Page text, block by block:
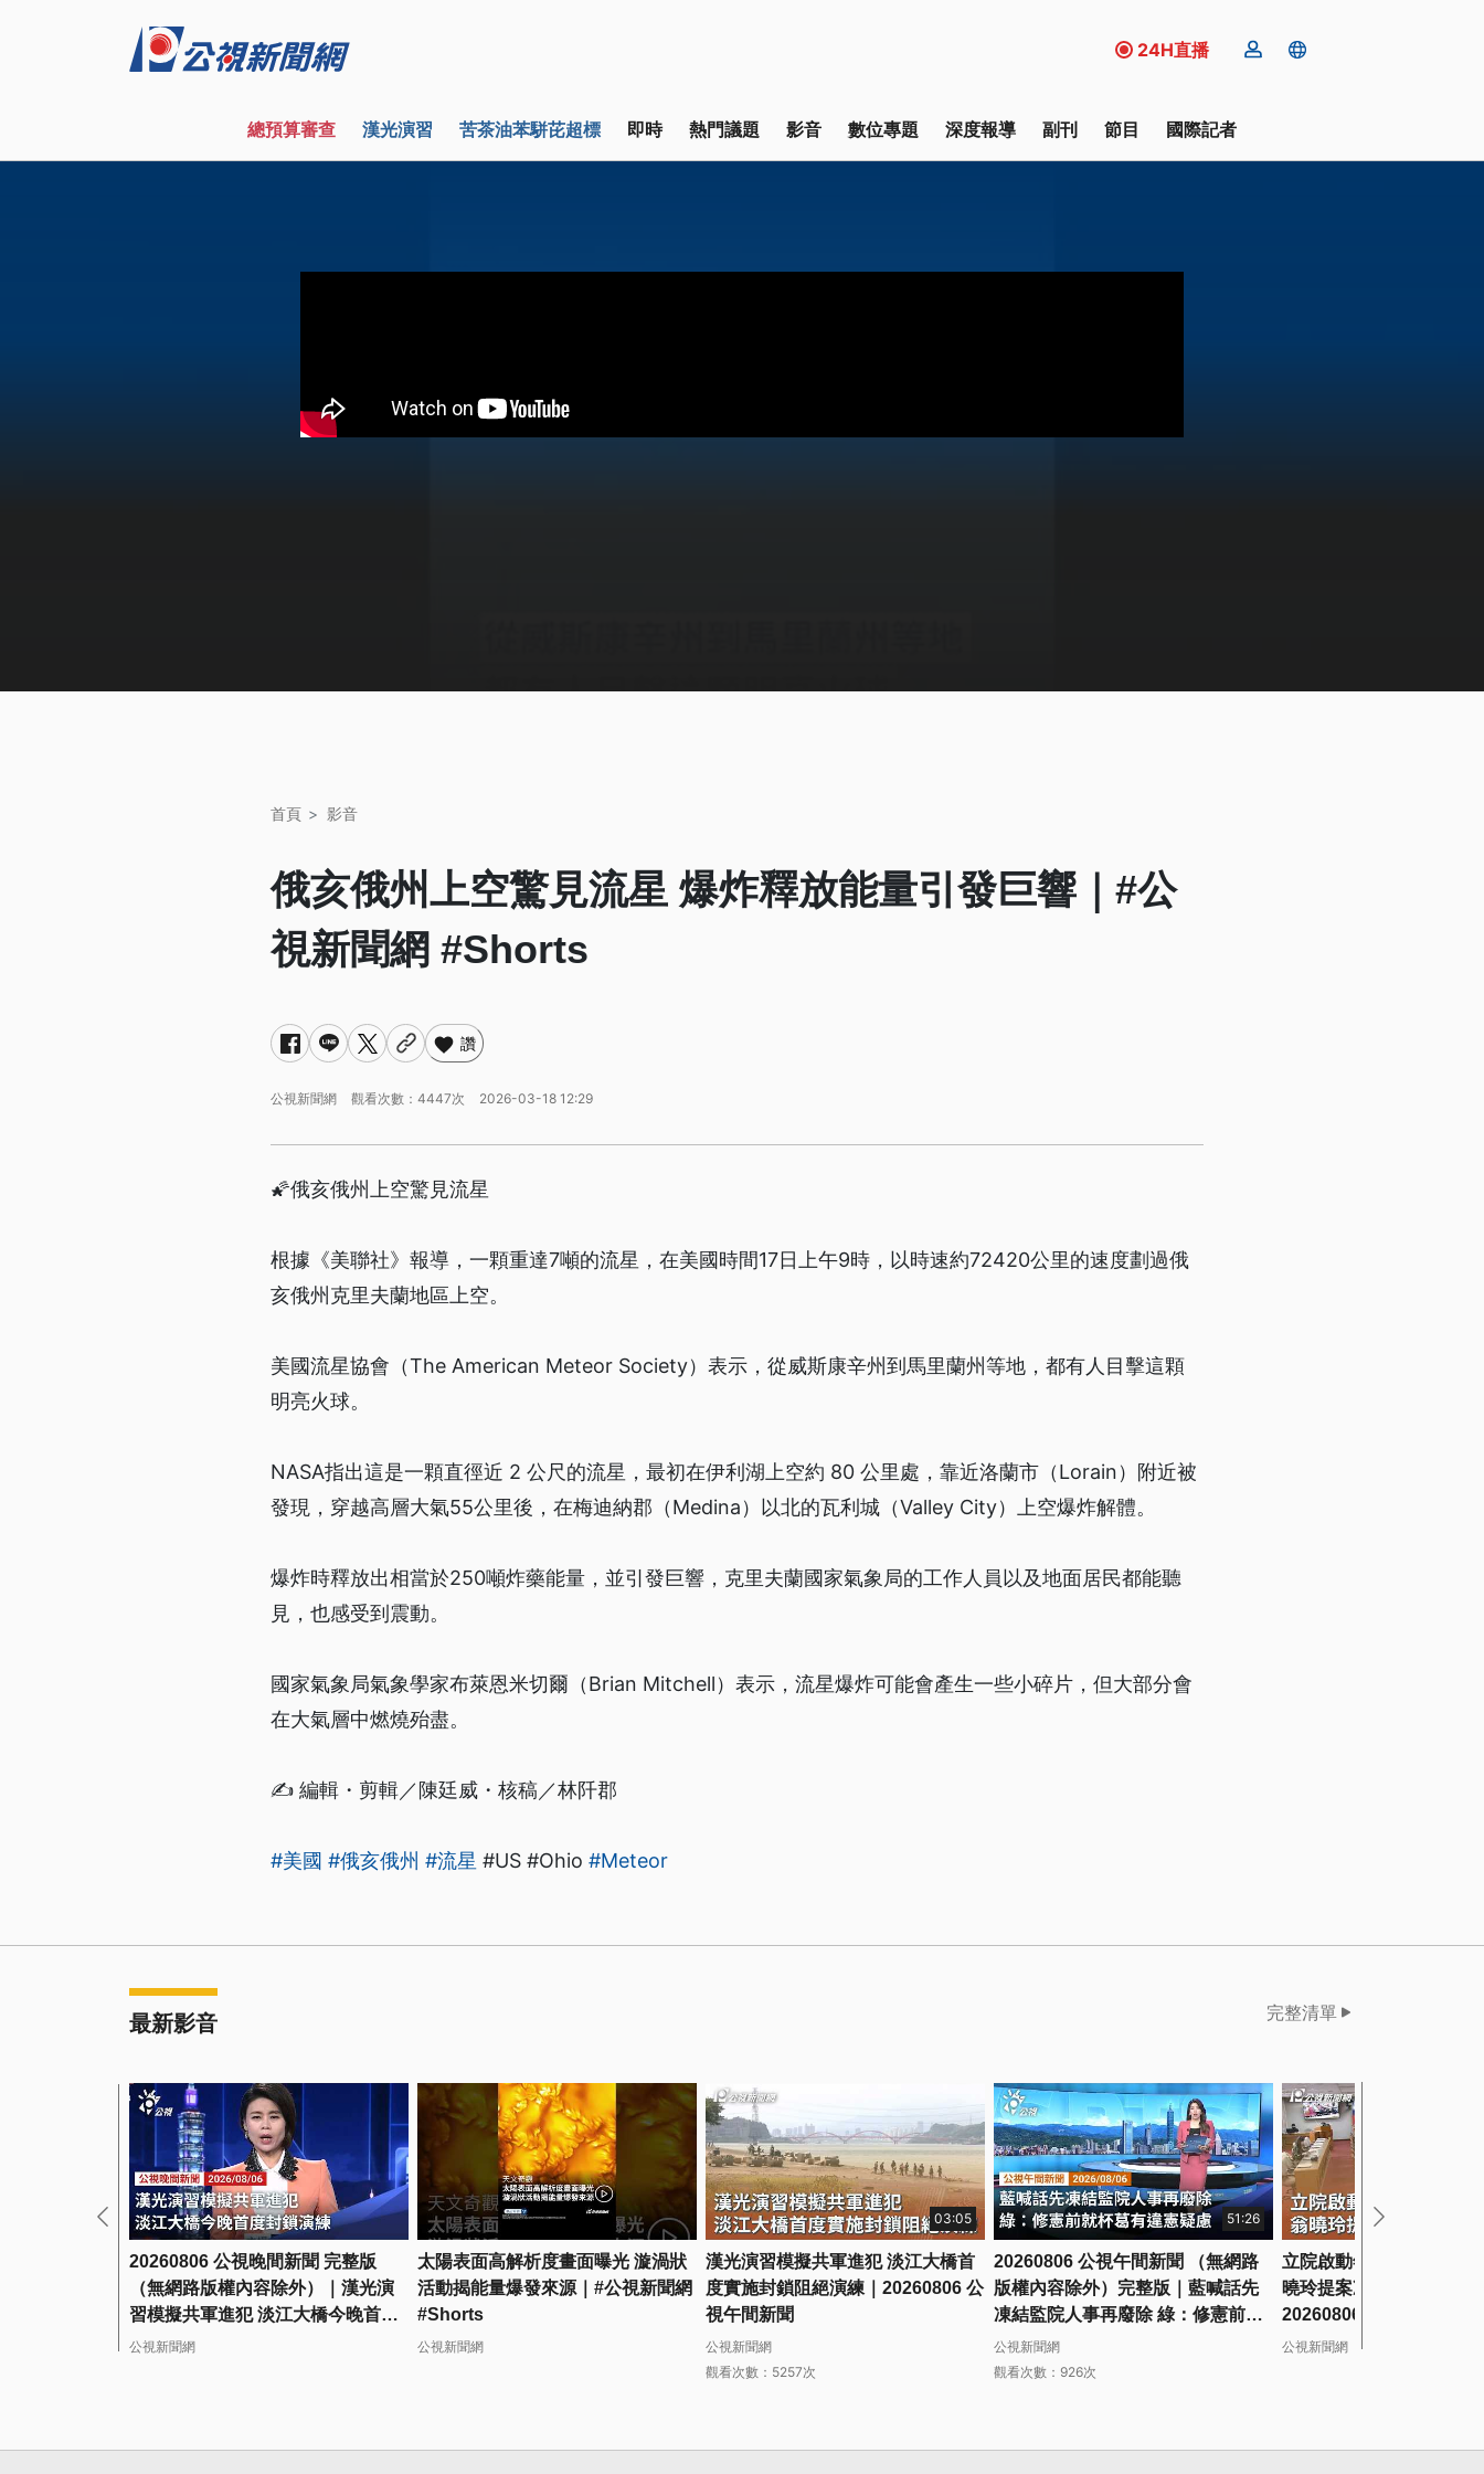
24H直播
總預算審查 漢光演習 苦茶油苯駢芘超標 即時 熱門議題 影音 數位專題 深度報導 副刊 節目 國際記者
首頁 影音
俄亥俄州上空驚見流星 爆炸釋放能量引發巨響｜#公
視新聞網 #Shorts
讚
公視新聞網 觀看次數：4447次 2026-03-18 12:29
🌠俄亥俄州上空驚見流星
根據《美聯社》報導，一顆重達7噸的流星，在美國時間17日上午9時，以時速約72420公里的速度劃過俄
亥俄州克里夫蘭地區上空。
美國流星協會（The American Meteor Society）表示，從威斯康辛州到馬里蘭州等地，都有人目擊這顆
明亮火球。
NASA指出這是一顆直徑近 2 公尺的流星，最初在伊利湖上空約 80 公里處，靠近洛蘭市（Lorain）附近被
發現，穿越高層大氣55公里後，在梅迪納郡（Medina）以北的瓦利城（Valley City）上空爆炸解體。
爆炸時釋放出相當於250噸炸藥能量，並引發巨響，克里夫蘭國家氣象局的工作人員以及地面居民都能聽
見，也感受到震動。
國家氣象局氣象學家布萊恩米切爾（Brian Mitchell）表示，流星爆炸可能會產生一些小碎片，但大部分會
在大氣層中燃燒殆盡。
✍️ 編輯・剪輯／陳廷威・核稿／林阡郡
#美國 #俄亥俄州 #流星 #US #Ohio #Meteor
最新影音 完整清單
20260806 公視晚間新聞 完整版
（無網路版權內容除外）｜漢光演
習模擬共軍進犯 淡江大橋今晚首度
封鎖演練
公視新聞網
太陽表面高解析度畫面曝光 漩渦狀
活動揭能量爆發來源｜#公視新聞網
#Shorts
公視新聞網
03:05
漢光演習模擬共軍進犯 淡江大橋首
度實施封鎖阻絕演練｜20260806 公
視午間新聞
公視新聞網
觀看次數：5257次
51:26
20260806 公視午間新聞 （無網路
版權內容除外）完整版｜藍喊話先
凍結監院人事再廢除 綠：修憲前就
杯葛有違憲疑慮
公視新聞網
觀看次數：926次
立院啟動年度總預算第二
曉玲提案凍結卓榮泰薪資
20260806 公視午間新聞
公視新聞網